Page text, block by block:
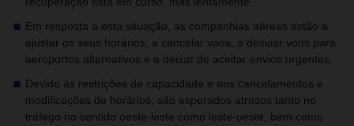
Em resposta a esta situação, as companhias aéreas estão a
ajustar os seus horários, a cancelar voos, a desviar voos para
aeroportos alternativos e a deixar de aceitar envios urgentes.
Devido às restrições de capacidade e aos cancelamentos e
modificações de horários, são esperados atrasos tanto no
tráfego no sentido oeste-leste como leste-oeste, bem como